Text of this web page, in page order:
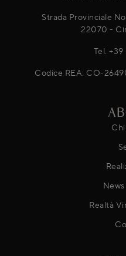
Strada Provinciale
22070 -
Tel. +39
Codice REA: CO-
Realtà